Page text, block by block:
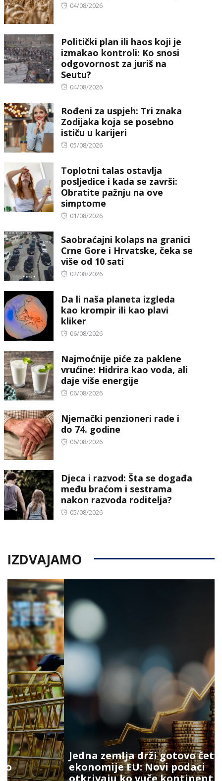
Posted
04/08/2026
Politički plan ili haos koji je
izmakao kontroli: Ko snosi
odgovornost za juriš na
Seutu?
Posted
04/08/2026
Rođeni za uspjeh: Tri znaka
Zodijaka koja se posebno
ističu u karijeri
Posted
05/08/2026
Toplotni talas ostavlja
posljedice i kada se završi:
Obratite pažnju na ove
simptome
Posted
01/08/2026
Saobraćajni kolaps na granici
Crne Gore i Hrvatske, čeka se
više od 10 sati
Posted
02/08/2026
Da li naša planeta izgleda
kao krompir ili kao plavi
kliker
Posted
06/08/2026
Najmoćnije piće za paklene
vrućine: Hidrira kao voda, ali
daje više energije
Posted
06/08/2026
Njemački penzioneri rade i
do 74. godine
Posted
06/08/2026
Djeca i razvod: Šta se događa
među braćom i sestrama
nakon razvoda roditelja?
Posted
05/08/2026
IZDVAJAMO
Jedna zemlja drži gotovo četvrtinu
ekonomije EU: Novi podaci